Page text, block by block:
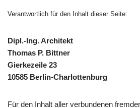
Verantwortlich für den Inhalt dieser Seite:
Dipl.-Ing. Architekt
Thomas P. Bittner
Gierkezeile 23
10585 Berlin-Charlottenburg
Für den Inhalt aller verbundenen